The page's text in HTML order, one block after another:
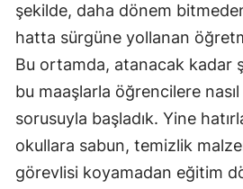
şekilde, daha dönem
hatta sürgüne yollanan
Bu ortamda, atanacak kadar
bu maaşlarla öğrencilere nasıl
sorusuyla başladık. Yine
okullara sabun, temizlik
görevlisi koyamadan eğitim